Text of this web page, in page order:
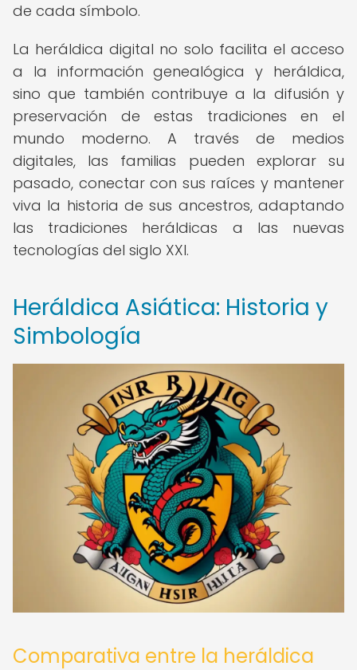
de cada símbolo.
La heráldica digital no solo facilita el acceso
a la información genealógica y heráldica,
sino que también contribuye a la difusión y
preservación de estas tradiciones en el
mundo moderno. A través de medios
digitales, las familias pueden explorar su
pasado, conectar con sus raíces y mantener
viva la historia de sus ancestros, adaptando
las tradiciones heráldicas a las nuevas
tecnologías del siglo XXI.
Heráldica Asiática: Historia y
Simbología
Comparativa entre la heráldica